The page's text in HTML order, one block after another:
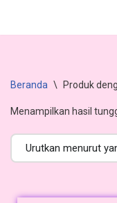
Lompat
Beranda \ Produk
Menampilkan hasil